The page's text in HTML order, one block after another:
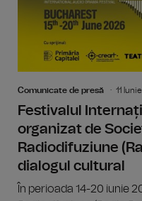
Comunicate de presă 11
Festivalul
organizat de
Radiodifuziune
dialogul cultural
În perioada 14-20 iunie